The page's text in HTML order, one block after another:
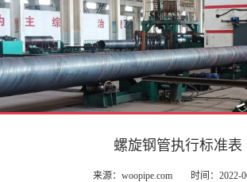
螺旋钢管执行标准表
来源：woopipe.com 时间：2022-